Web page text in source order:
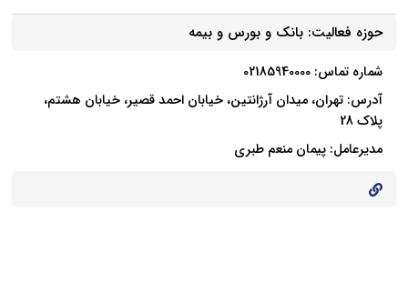
حوزه فعالیت: بانک و بورس و بیمه
شماره تماس: 02185940000
آدرس: تهران، میدان آرژانتین، خیابان احمد قصیر، خیابان هشتم،
پلاک 28
مدیرعامل: پیمان منعم طبری